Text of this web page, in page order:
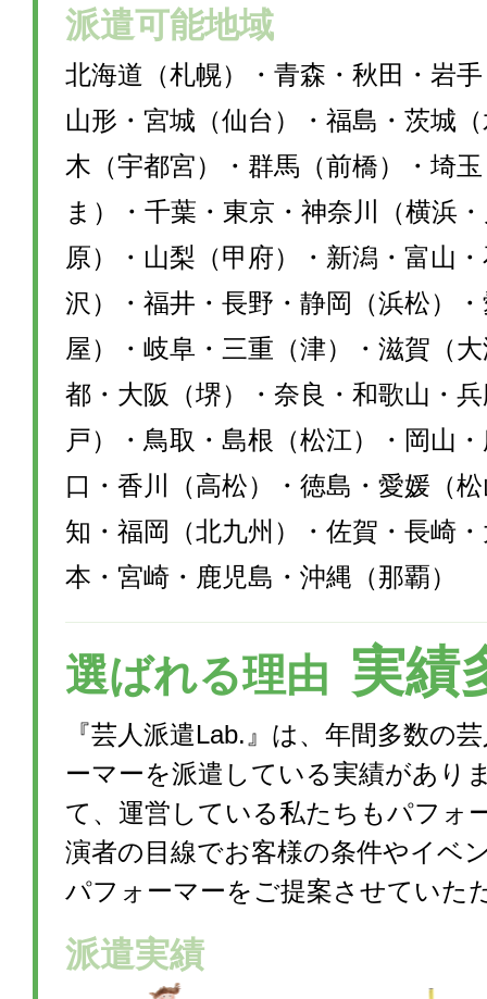
派遣可能地域
北海道（札幌）・青森・秋田・岩
山形・宮城（仙台）・福島・茨城
木（宇都宮）・群馬（前橋）・埼
ま）・千葉・東京・神奈川（横浜
原）・山梨（甲府）・新潟・富山
沢）・福井・長野・静岡（浜松）
屋）・岐阜・三重（津）・滋賀（
都・大阪（堺）・奈良・和歌山・
戸）・鳥取・島根（松江）・岡山
口・香川（高松）・徳島・愛媛（
知・福岡（北九州）・佐賀・長崎
本・宮崎・鹿児島・沖縄（那覇）
選ばれる理由 実績
『芸人派遣Lab.』は、年間多数の
ーマーを派遣している実績があり
て、運営している私たちもパフォ
演者の目線でお客様の条件やイベ
パフォーマーをご提案させていた
派遣実績